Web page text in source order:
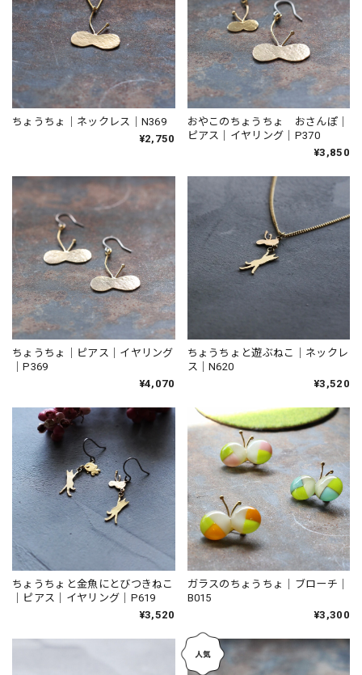
ちょうちょ｜ネックレス｜N369
¥2,750
おやこのちょうちょ おさんぽ｜
ピアス｜イヤリング｜P370
¥3,850
ちょうちょ｜ピアス｜イヤリング
｜P369
¥4,070
ちょうちょと遊ぶねこ｜ネックレ
ス｜N620
¥3,520
ちょうちょと金魚にとびつきねこ
｜ピアス｜イヤリング｜P619
¥3,520
ガラスのちょうちょ｜ブローチ｜
B015
¥3,300